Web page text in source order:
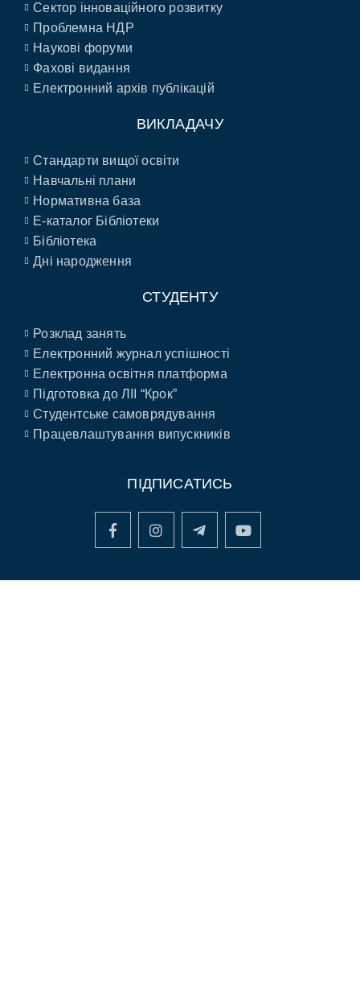
Сектор інноваційного розвитку
Проблемна НДР
Наукові форуми
Фахові видання
Електронний архів публікацій
ВИКЛАДАЧУ
Стандарти вищої освіти
Навчальні плани
Нормативна база
E-каталог Бібліотеки
Бібліотека
Дні народження
СТУДЕНТУ
Розклад занять
Електронний журнал успішності
Електронна освітня платформа
Підготовка до ЛІІ “Крок”
Студентське самоврядування
Працевлаштування випускників
ПІДПИСАТИСЬ